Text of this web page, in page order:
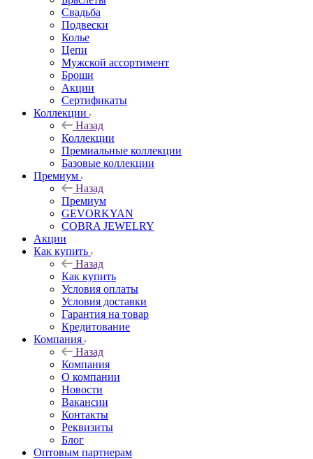
Свадьба
Подвески
Колье
Цепи
Мужской ассортимент
Броши
Акции
Сертификаты
Коллекции
Назад
Коллекции
Премиальные коллекции
Базовые коллекции
Премиум
Назад
Премиум
GEVORKYAN
COBRA JEWELRY
Акции
Как купить
Назад
Как купить
Условия оплаты
Условия доставки
Гарантия на товар
Кредитование
Компания
Назад
Компания
О компании
Новости
Вакансии
Контакты
Реквизиты
Блог
Оптовым партнерам